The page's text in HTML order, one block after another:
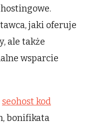
jaki oferuje
ale także
wsparcie
seohost kod
bonifikata